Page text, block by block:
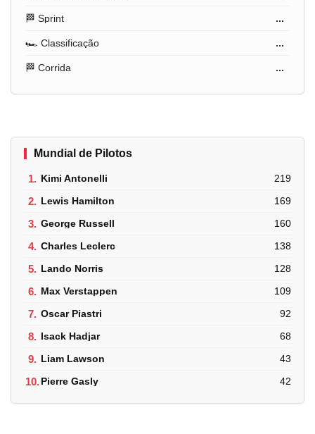
🏁 Sprint ...
🏎️ Classificação ...
🏁 Corrida ...
Mundial de Pilotos
1. Kimi Antonelli 219
2. Lewis Hamilton 169
3. George Russell 160
4. Charles Leclerc 138
5. Lando Norris 128
6. Max Verstappen 109
7. Oscar Piastri 92
8. Isack Hadjar 68
9. Liam Lawson 43
10.Pierre Gasly 42